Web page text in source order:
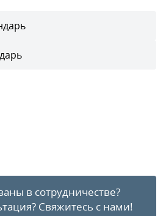
в сотрудничестве?
Свяжитесь с нами!